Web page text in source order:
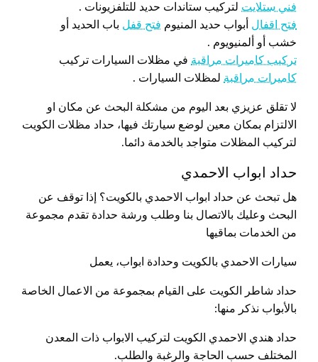
فني ستلايت لتركيب ستاندات حديد للتلفزيونات .
فتح اقفال أبواب حديد المنيوم فتح قفل باب الحديد أو
خشب أو ألمنيويوم .
تركيب كاميرات مراقبة في مظلات السيارات تركيب
كاميرات مراقبة لمظلات السيارات .
لا تقلق عزيزي بعد اليوم من مشكلة البحث عن مكان او
الالتزام بمكان معين لوضع سيارتك فيها، حداد مظلات الكويت
لتركيب المظلات متواجد بالخدمة دائما.
حداد ابواب الاحمدي
هل تبحث عن حداد ابواب الاحمدي بالكويت؟ إذا توقف عن
البحث وعليك بالاتصال بنا وطلب ورشة حدادة تقدم مجموعة
من الخدمات بماقيها
سيارات الاحمدي بالكويت وحدادة ابواب، يعمل
حداد شاطر الكويت على القيام بمجموعة من الاعمال الخاصة
بالأبواب نذكر منها:
حداد هندي الاحمدي الكويت لتركيب الابواب ذات المعدن
المختلف حسب الحاجة والرغبة والطلب.